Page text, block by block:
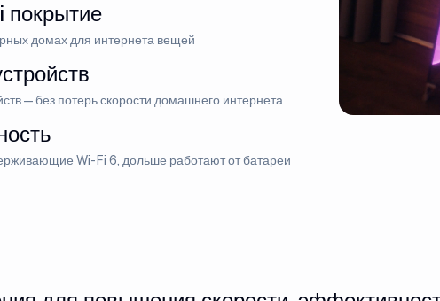
покрытие
домах для интернета вещей
— без потерь скорости домашнего интернета
Wi-Fi 6, дольше работают от батареи